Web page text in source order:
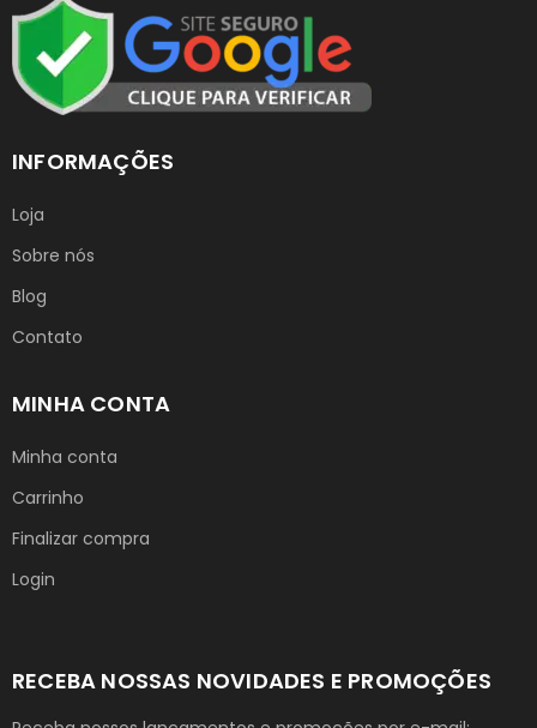
INFORMAÇÕES
Loja
Sobre nós
Blog
Contato
MINHA CONTA
Minha conta
Carrinho
Finalizar compra
Login
RECEBA NOSSAS NOVIDADES E PROMOÇÕES